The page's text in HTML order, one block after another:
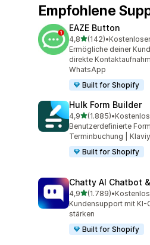
Empfohlene
EAZE Button
4,8von 5 Sternen
(142)
142 Rezensionen
•
Ermögliche deiner
direkte
WhatsApp
Built for Shopify
Hulk Form Builder
4,9von 5 Sternen
(1.885)
1885 Rezensionen
•
Benutzerdefinierte
Terminbuchung |
Built for Shopify
Chatty AI Chatbot
4,9von 5 Sternen
(1.789)
1789 Rezensionen
•
Kundensupport mit KI-
stärken
Built for Shopify